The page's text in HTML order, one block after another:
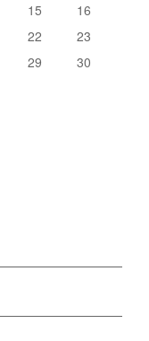
15
16
22
23
29
30